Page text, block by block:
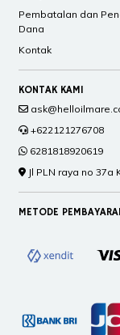
Pembatalan dan
Dana
Kontak
KONTAK KAMI
+622121276708
6281818920619
Jl PLN raya no
METODE